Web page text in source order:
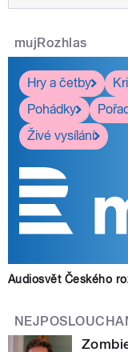
mujRozhlas
Hry a četby
Pohádky
Živé vysílání
Audiosvět Českého